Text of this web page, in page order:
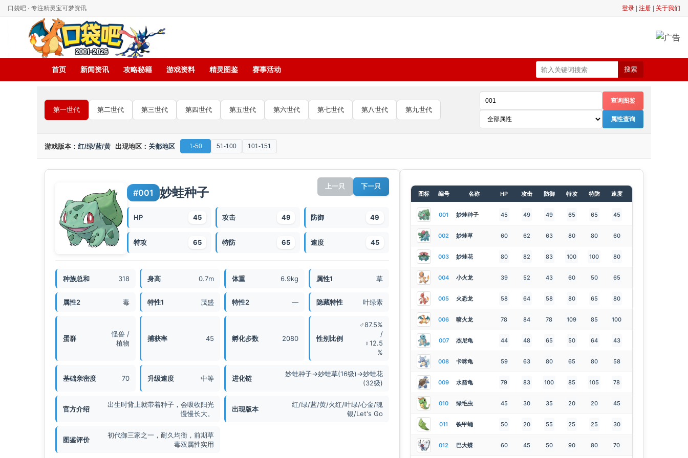
口袋吧 · 专注精灵宝可梦资讯 登录 注册 关于我们
首页 新闻资讯 攻略秘籍 游戏资料 精灵图鉴 赛事活动 搜索
第一世代 第二世代 第三世代 第四世代 第五世代 第六世代 第七世代 第八世代 第九世代
查询图鉴
属性查询
游戏版本： 红/绿/蓝/黄 出现地区： 关都地区 1-50 51-100 101-151
上一只 下一只
#001 妙蛙种子
HP 45 攻击 49 防御 49
特攻 65 特防 65 速度 45
种族总和 318 身高 0.7m 体重 6.9kg 属性1 草
属性2 毒 特性1 茂盛 特性2 — 隐藏特性 叶绿素
蛋群
怪兽 /
植物
捕获率 45 孵化步数 2080 性别比例
♂87.5%
/
♀12.5
%
基础亲密度 70 升级速度 中等 进化链
妙蛙种子→妙蛙草(16级)→妙蛙花
(32级)
官方介绍
出生时背上就带着种子，会吸收阳光
慢慢长大。
出现版本
红/绿/蓝/黄/火红/叶绿/心金/魂
银/Let's Go
图鉴评价
初代御三家之一，耐久均衡，前期草
毒双属性实用
图标 编号 名称 HP 攻击 防御 特攻 特防 速度
001 妙蛙种子 45 49 49 65 65 45
002 妙蛙草 60 62 63 80 80 60
003 妙蛙花 80 82 83 100 100 80
004 小火龙 39 52 43 60 50 65
005 火恐龙 58 64 58 80 65 80
006 喷火龙 78 84 78 109 85 100
007 杰尼龟 44 48 65 50 64 43
008 卡咪龟 59 63 80 65 80 58
009 水箭龟 79 83 100 85 105 78
010 绿毛虫 45 30 35 20 20 45
011 铁甲蛹 50 20 55 25 25 30
012 巴大蝶 60 45 50 90 80 70